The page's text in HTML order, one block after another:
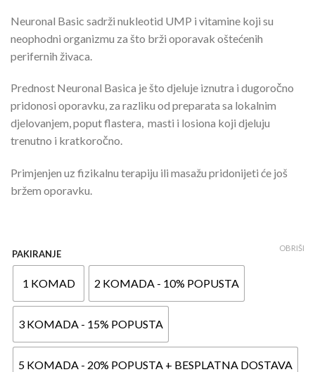
Neuronal Basic sadrži nukleotid UMP i vitamine koji su
neophodni organizmu za što brži oporavak oštećenih
perifernih živaca.
Prednost Neuronal Basica je što djeluje iznutra i dugoročno
pridonosi oporavku, za razliku od preparata sa lokalnim
djelovanjem, poput flastera, masti i losiona koji djeluju
trenutno i kratkoročno.
Primjenjen uz fizikalnu terapiju ili masažu pridonijeti će još
bržem oporavku.
PAKIRANJE
1 KOMAD 2 KOMADA - 10% POPUSTA
3 KOMADA - 15% POPUSTA
5 KOMADA - 20% POPUSTA + BESPLATNA DOSTAVA
OBRIŠI